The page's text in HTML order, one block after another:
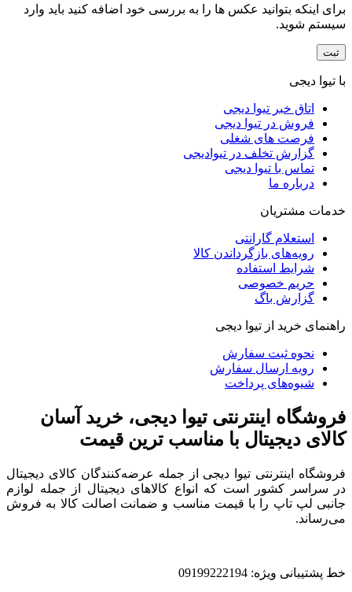
برای اینکه بتوانید عکس ها را به بررسی خود اضافه کنید باید وارد
سیستم شوید.
با تیوا دیجی
اتاق خبر تیوا دیجی
فروش در تیوا دیجی
فرصت های شغلی
گزارش تخلف در تیوادیجی
تماس با تیوا دیجی
درباره ما
خدمات مشتریان
استعلام گارانتی
رویه‌های بازگرداندن کالا
شرایط استفاده
حریم خصوصی
گزارش باگ
راهنمای خرید از تیوا دیجی
نحوه ثبت سفارش
رویه ارسال سفارش
شیوه‌های پرداخت
فروشگاه اینترنتی تیوا دیجی، خرید آسان
کالای دیجیتال با مناسب ترین قیمت
فروشگاه اینترنتی تیوا دیجی از جمله عرضه‌کنندگان کالای دیجیتال
در سراسر کشور است که انواع کالاهای دیجیتال از جمله لوازم
جانبی لپ تاپ را با قیمت مناسب و ضمانت اصالت کالا به فروش
می‌رساند.
خط پشتیبانی ویژه: 09199222194